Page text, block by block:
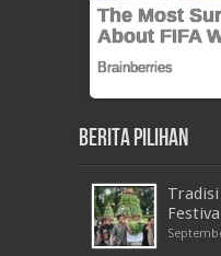
Berita Pilihan